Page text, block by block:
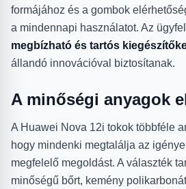
formájához és a gombok
a mindennapi használatot. Az
megbízható és tartós
állandó innovációval biztosítanak.
A minőségi anyagok
A Huawei Nova 12i tokok többféle
hogy mindenki megtalálja az
megfelelő megoldást. A választék
minőségű bőrt, kemény